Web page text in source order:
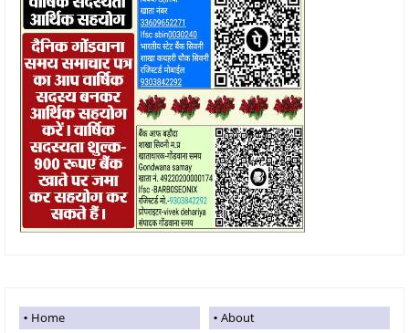
Home About